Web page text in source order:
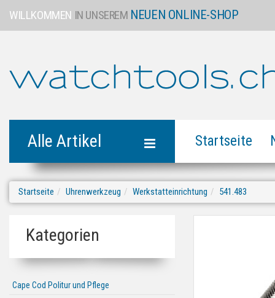
WILLKOMMEN IN UNSEREM NEUEN ONLINE-SHOP
Alle Artikel Startseite
Startseite Uhrenwerkzeug Werkstatteinrichtung 541.483
Kategorien
Cape Cod Politur und Pflege